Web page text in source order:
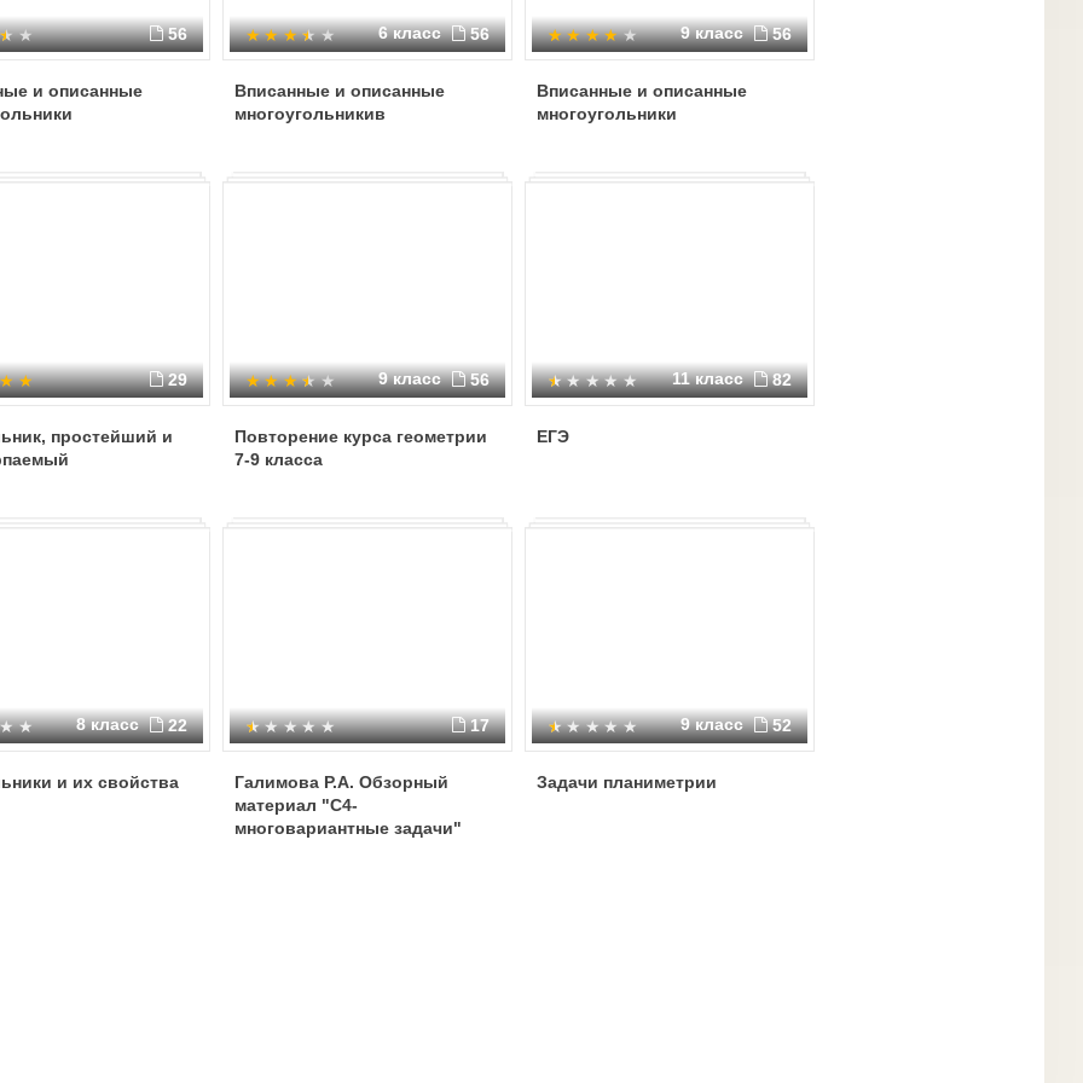
24
E
32
56
и описанные
6 класс 56
Вписанные и описанные
многоугольникив
9 класс 56
Вписанные и описанные
многоугольники
29
простейший и
9 класс 56
Повторение курса геометрии
7-9 класса
11 класс 82
ЕГЭ
8 класс 22
и их свойства
17
Галимова Р.А. Обзорный
материал "С4-
многовариантные задачи"
9 класс 52
Задачи планиметрии